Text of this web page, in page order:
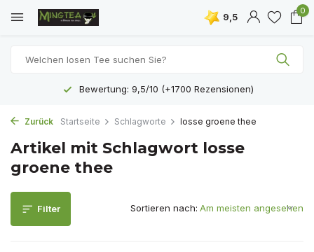
9,5
0
Bewertung: 9,5/10 (+1700 Rezensionen)
Zurück Startseite Schlagworte losse groene thee
Artikel mit Schlagwort losse
groene thee
Filter Sortieren nach: